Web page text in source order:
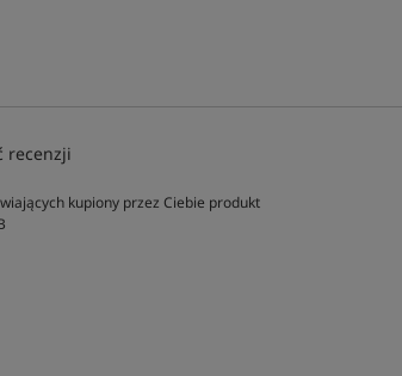
recenzji
kupiony przez Ciebie produkt